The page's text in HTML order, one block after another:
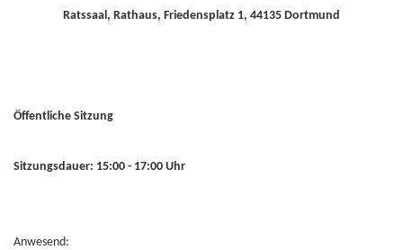
Ratssaal, Rathaus, Friedensplatz 1, 44135 Dortmund
Öffentliche Sitzung
Sitzungsdauer: 15:00 - 17:00 Uhr
Anwesend: